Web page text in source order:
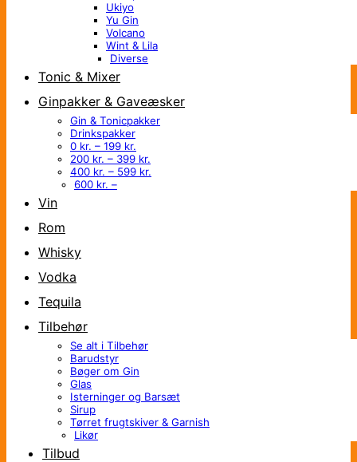
Ukiyo
Yu Gin
Volcano
Wint & Lila
Diverse
Tonic & Mixer
Ginpakker & Gaveæsker
Gin & Tonicpakker
Drinkspakker
0 kr. – 199 kr.
200 kr. – 399 kr.
400 kr. – 599 kr.
600 kr. –
Vin
Rom
Whisky
Vodka
Tequila
Tilbehør
Se alt i Tilbehør
Barudstyr
Bøger om Gin
Glas
Isterninger og Barsæt
Sirup
Tørret frugtskiver & Garnish
Likør
Tilbud